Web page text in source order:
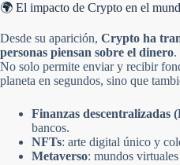
🌍 El impacto de Crypto en el
Desde su aparición, Crypto ha
personas piensan sobre el dinero.
No solo permite enviar y recibir
planeta en segundos, sino que
Finanzas descentralizadas
bancos.
NFTs: arte digital único y
Metaverso: mundos